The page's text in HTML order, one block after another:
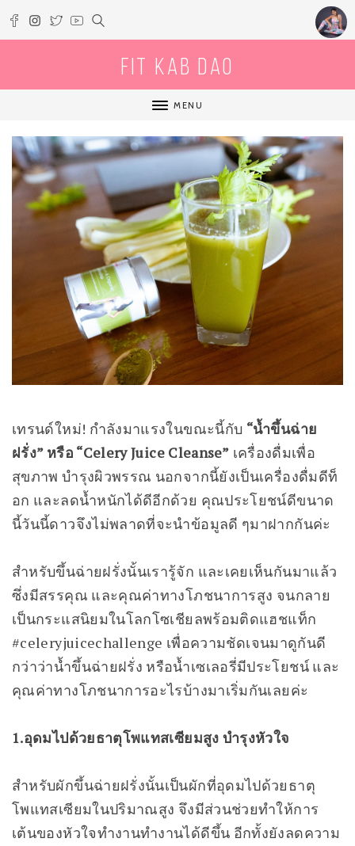
Fit Kab Dao
MENU
เทรนด์ใหม่! กำลังมาแรงในขณะนี้กับ “น้ำขึ้นฉ่าย
ฝรั่ง” หรือ “Celery Juice Cleanse” เครื่องดื่มเพื่อ
สุขภาพ บำรุงผิวพรรณ นอกจากนี้ยังเป็นเครื่องดื่มดีท็
อก และลดน้ำหนักได้ดีอีกด้วย คุณประโยชน์ดีขนาด
นี้วันนี้ดาวจึงไม่พลาดที่จะนำข้อมูลดี ๆมาฝากกันค่ะ
สำหรับขึ้นฉ่ายฝรั่งนั้นเรารู้จัก และเคยเห็นกันมาแล้ว
ซึ่งมีสรรคุณ และคุณค่าทางโภชนาการสูง จนกลาย
เป็นกระแสนิยมในโลกโซเชียลพร้อมติดแฮชแท็ก
#celeryjuicechallenge เพื่อความชัดเจนมาดูกันดี
กว่าว่าน้ำขึ้นฉ่ายฝรั่ง หรือน้ำเซเลอรี่มีประโยชน์ และ
คุณค่าทางโภชนาการอะไรบ้างมาเริ่มกันเลยค่ะ
1.อุดมไปด้วยธาตุโพแทสเซียมสูง บำรุงหัวใจ
สำหรับผักขึ้นฉ่ายฝรั่งนั้นเป็นผักที่อุดมไปด้วยธาตุ
โพแทสเซียมในปริมาณสูง จึงมีส่วนช่วยทำให้การ
เต้นของหัวใจทำงานทำงานได้ดีขึ้น อีกทั้งยังลดความ